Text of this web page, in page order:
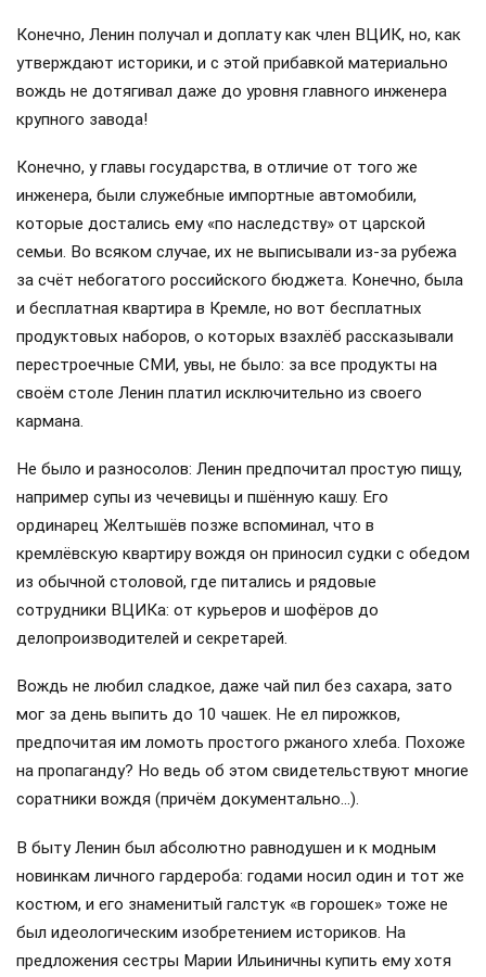
Конечно, Ленин получал и доплату как член ВЦИК, но, как
утверждают историки, и с этой прибавкой материально
вождь не дотягивал даже до уровня главного инженера
крупного завода!
Конечно, у главы государства, в отличие от того же
инженера, были служебные импортные автомобили,
которые достались ему «по наследству» от царской
семьи. Во всяком случае, их не выписывали из-за рубежа
за счёт небогатого российского бюджета. Конечно, была
и бесплатная квартира в Кремле, но вот бесплатных
продуктовых наборов, о которых взахлёб рассказывали
перестроечные СМИ, увы, не было: за все продукты на
своём столе Ленин платил исключительно из своего
кармана.
Не было и разносолов: Ленин предпочитал простую пищу,
например супы из чечевицы и пшённую кашу. Его
ординарец Желтышёв позже вспоминал, что в
кремлёвскую квартиру вождя он приносил судки с обедом
из обычной столовой, где питались и рядовые
сотрудники ВЦИКа: от курьеров и шофёров до
делопроизводителей и секретарей.
Вождь не любил сладкое, даже чай пил без сахара, зато
мог за день выпить до 10 чашек. Не ел пирожков,
предпочитая им ломоть простого ржаного хлеба. Похоже
на пропаганду? Но ведь об этом свидетельствуют многие
соратники вождя (причём документально…).
В быту Ленин был абсолютно равнодушен и к модным
новинкам личного гардероба: годами носил один и тот же
костюм, и его знаменитый галстук «в горошек» тоже не
был идеологическим изобретением историков. На
предложения сестры Марии Ильиничны купить ему хотя